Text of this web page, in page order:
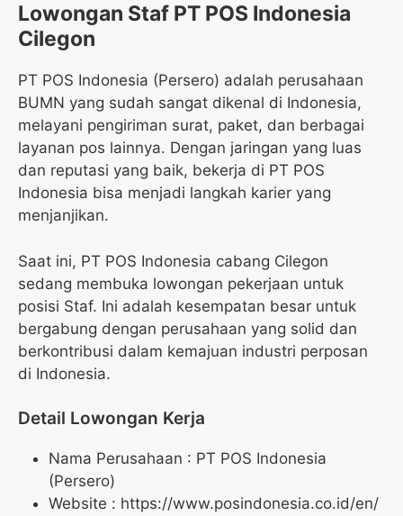
Lowongan Staf PT POS Indonesia
Cilegon
PT POS Indonesia (Persero) adalah perusahaan
BUMN yang sudah sangat dikenal di Indonesia,
melayani pengiriman surat, paket, dan berbagai
layanan pos lainnya. Dengan jaringan yang luas
dan reputasi yang baik, bekerja di PT POS
Indonesia bisa menjadi langkah karier yang
menjanjikan.
Saat ini, PT POS Indonesia cabang Cilegon
sedang membuka lowongan pekerjaan untuk
posisi Staf. Ini adalah kesempatan besar untuk
bergabung dengan perusahaan yang solid dan
berkontribusi dalam kemajuan industri perposan
di Indonesia.
Detail Lowongan Kerja
Nama Perusahaan : PT POS Indonesia
(Persero)
Website : https://www.posindonesia.co.id/en/